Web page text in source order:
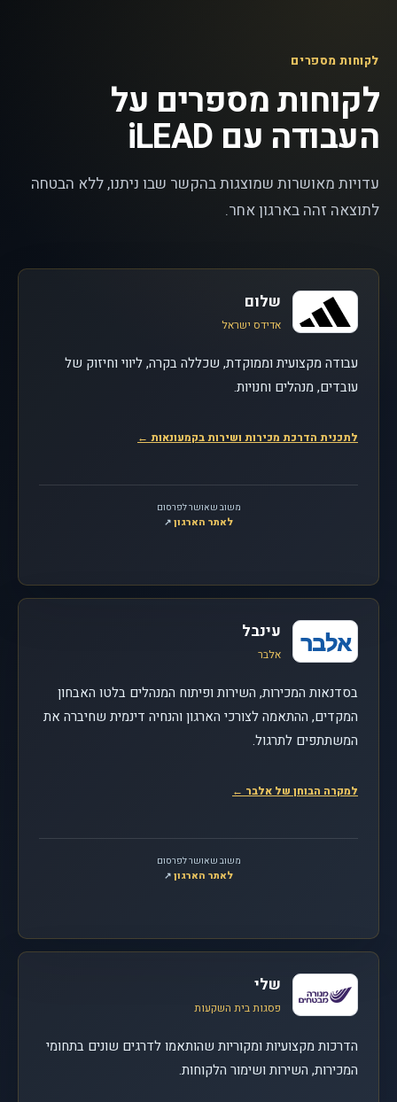
לקוחות מספרים
לקוחות מספרים על
העבודה עם iLEAD
עדויות מאושרות שמוצגות בהקשר שבו ניתנו, ללא הבטחה
לתוצאה זהה בארגון אחר.
שלום
אדידס ישראל
עבודה מקצועית וממוקדת, שכללה בקרה, ליווי וחיזוק של
עובדים, מנהלים וחנויות.
לתכנית הדרכת מכירות ושירות בקמעונאות ←
משוב שאושר לפרסום
לאתר הארגון ↗
אלבר
עינבל
אלבר
בסדנאות המכירות, השירות ופיתוח המנהלים בלטו האבחון
המקדים, ההתאמה לצורכי הארגון והנחיה דינמית שחיברה את
המשתתפים לתרגול.
למקרה הבוחן של אלבר ←
משוב שאושר לפרסום
לאתר הארגון ↗
שלי
פסגות בית השקעות
הדרכות מקצועיות ומקוריות שהותאמו לדרגים שונים בתחומי
המכירות, השירות ושימור הלקוחות.